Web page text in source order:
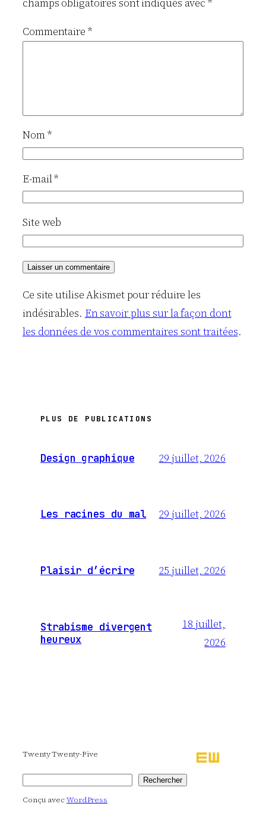
Commentaire *
Nom*
E-mail*
Site web
Ce site utilise Akismet pour réduire les
indésirables. En savoir plus sur la façon dont
les données de vos commentaires sont traitées.
PLUS DE PUBLICATIONS
Design graphique 29 juillet, 2026
Les racines du mal 29 juillet, 2026
Plaisir d’écrire 25 juillet, 2026
Strabisme divergent
heureux
18 juillet,
2026
Twenty Twenty-Five
Rechercher
Conçu avecWordPress